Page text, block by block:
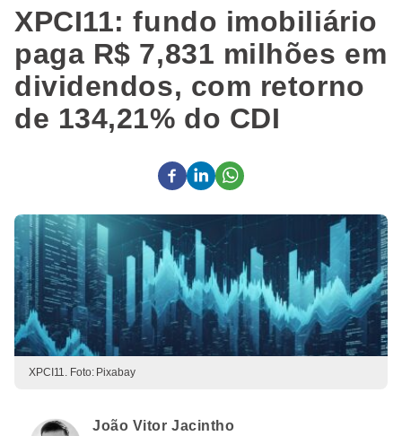
XPCI11: fundo imobiliário
paga R$ 7,831 milhões em
dividendos, com retorno
de 134,21% do CDI
XPCI11. Foto: Pixabay
João Vitor Jacintho